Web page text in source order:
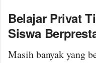
Belajar Privat
Siswa
Masih banyak yang